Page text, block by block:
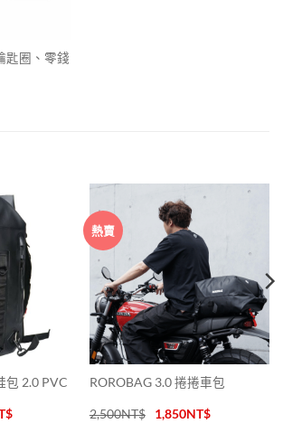
匙圈、零錢
包 2.0 PVC
熱賣
ROROBAG 3.0 捲捲車包
2,500NT$ 1,850NT$